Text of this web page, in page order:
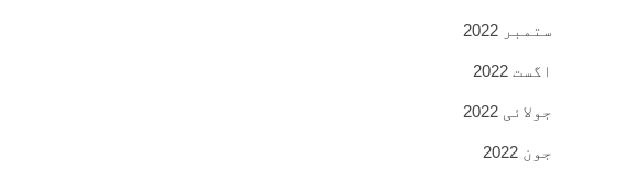
ستمبر 2022
اگست 2022
جولائی 2022
جون 2022